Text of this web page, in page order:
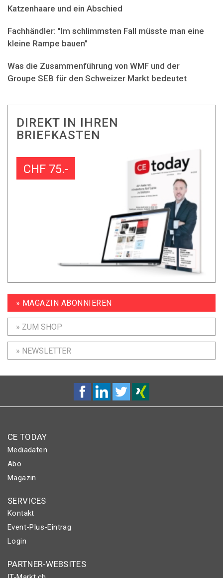
Katzenhaare und ein Abschied
Fachhändler: "Im schlimmsten Fall müsste man eine
kleine Rampe bauen"
Was die Zusammenführung von WMF und der
Groupe SEB für den Schweizer Markt bedeutet
DIREKT IN IHREN
BRIEFKASTEN
CHF 75.-
» MAGAZIN ABONNIEREN
» ZUM SHOP
» NEWSLETTER
CE TODAY
Mediadaten
Abo
Magazin
SERVICES
Kontakt
Event-Plus-Eintrag
Login
PARTNER-WEBSITES